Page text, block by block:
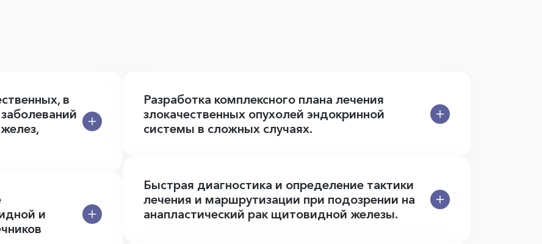
в
и
Разработка комплексного плана лечения
злокачественных опухолей эндокринной
системы в сложных случаях.
Быстрая диагностика и определение тактики
лечения и маршрутизации при подозрении на
анапластический рак щитовидной железы.